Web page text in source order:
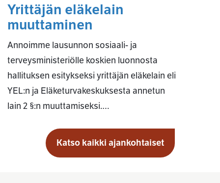
Yrittäjän eläkelain
muuttaminen
Annoimme lausunnon sosiaali- ja
terveysministeriölle koskien luonnosta
hallituksen esitykseksi yrittäjän eläkelain eli
YEL:n ja Eläketurvakeskuksesta annetun
lain 2 §:n muuttamiseksi.…
Katso kaikki ajankohtaiset